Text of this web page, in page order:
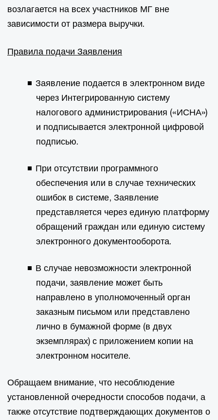
возлагается на всех участников МГ вне
зависимости от размера выручки.
Правила подачи Заявления
Заявление подается в электронном виде
через Интегрированную систему
налогового администрирования («ИСНА»)
и подписывается электронной цифровой
подписью.
При отсутствии программного
обеспечения или в случае технических
ошибок в системе, Заявление
представляется через единую платформу
обращений граждан или единую систему
электронного документооборота.
В случае невозможности электронной
подачи, заявление может быть
направлено в уполномоченный орган
заказным письмом или представлено
лично в бумажной форме (в двух
экземплярах) с приложением копии на
электронном носителе.
Обращаем внимание, что несоблюдение
установленной очередности способов подачи, а
также отсутствие подтверждающих документов о